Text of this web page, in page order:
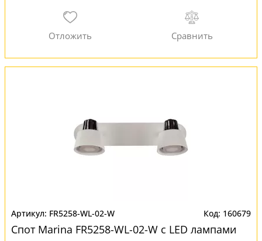
FR5258-WL-02-W 160679
Спот Marina FR5258-WL-02-W с LED лампами